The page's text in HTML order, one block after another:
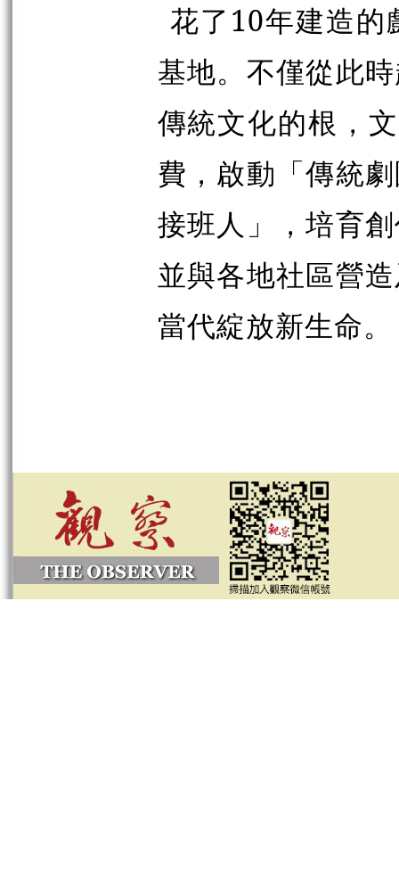
花了10年建造的
基地。不僅從此
傳統文化的根，
費，啟動「傳統
接班人」，培育
並與各地社區營
當代綻放新生命。